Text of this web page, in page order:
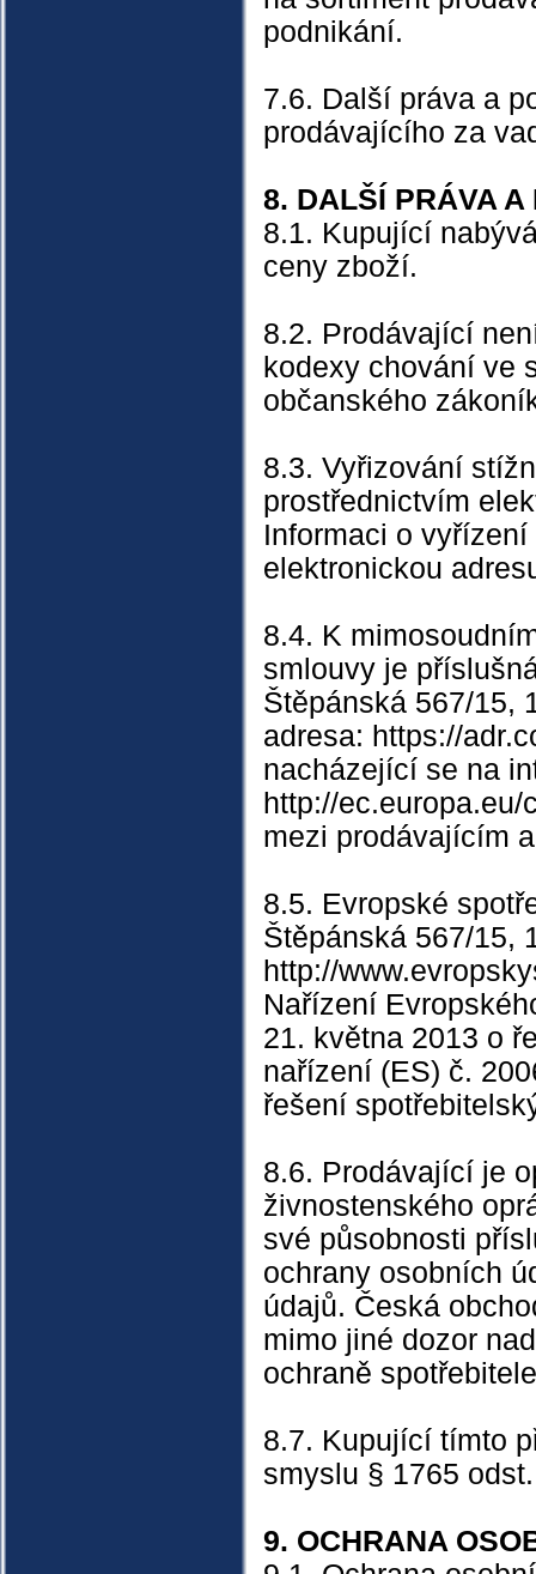
podnikání.
7.6. Další práva a
prodávajícího za
8. DALŠÍ PRÁVA A
8.1. Kupující
ceny zboží.
8.2. Prodávající
kodexy chování ve
občanského
8.3. Vyřizování
prostřednictvím
Informaci o
elektronickou
8.4. K
smlouvy je
Štěpánská 567/15,
adresa: https://
nacházející se na
http://
mezi prodávajícím
8.5. Evropské
Štěpánská 567/15,
http://
Nařízení
21. května 2013 o
nařízení (ES) č.
řešení
8.6. Prodávající je
živnostenského
své působnosti
ochrany osobních
údajů. Česká
mimo jiné dozor
ochraně
8.7. Kupující tímto
smyslu § 1765
9. OCHRANA